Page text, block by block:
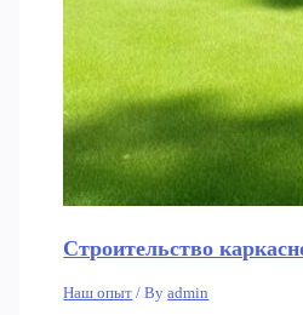
Строительство
Наш опыт / Byadmin